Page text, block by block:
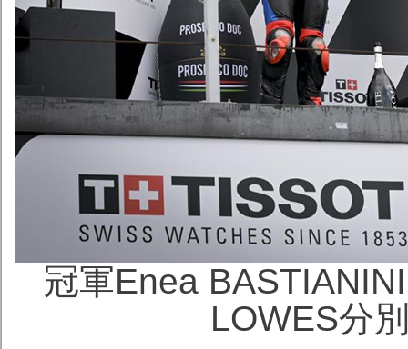
冠軍Enea
LOWES分